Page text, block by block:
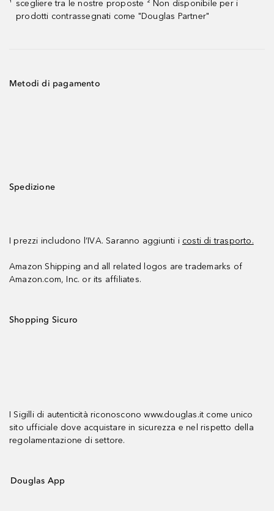
¹
scegliere tra le nostre proposte ² Non disponibile per i
prodotti contrassegnati come "Douglas Partner"
Metodi di pagamento
Spedizione
I prezzi includono l’IVA. Saranno aggiunti i costi di trasporto.
Amazon Shipping and all related logos are trademarks of
Amazon.com, Inc. or its affiliates.
Shopping Sicuro
I Sigilli di autenticità riconoscono www.douglas.it come unico
sito ufficiale dove acquistare in sicurezza e nel rispetto della
regolamentazione di settore.
Douglas App